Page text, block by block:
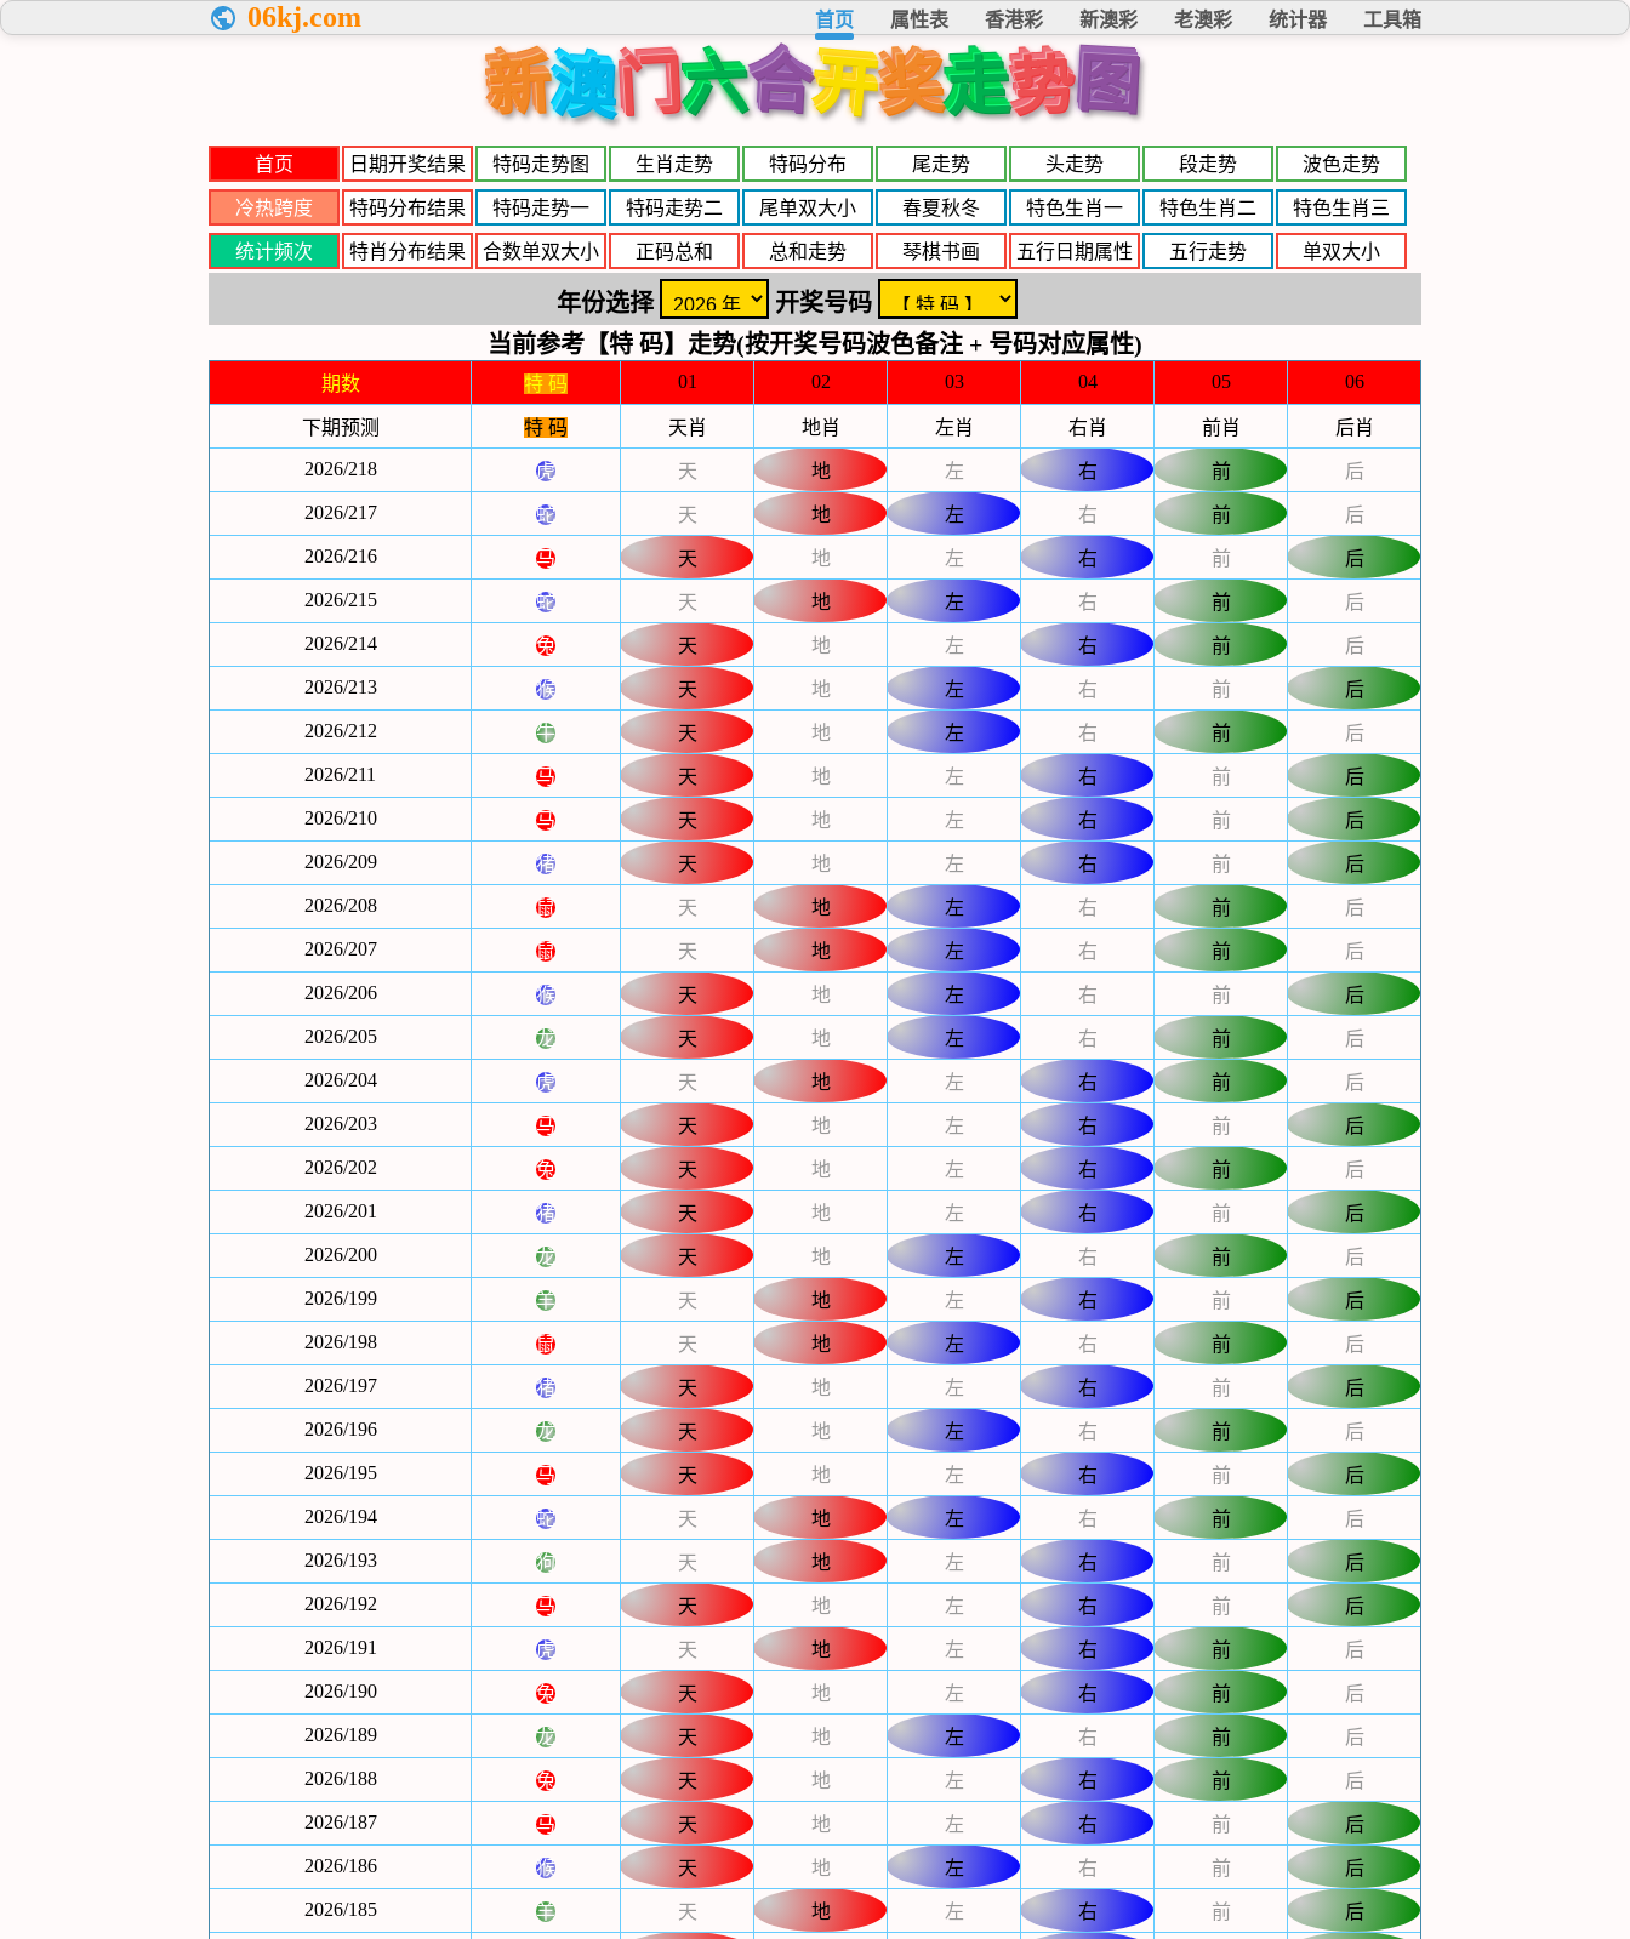
06kj.com 首页 属性表 香港彩 新澳彩 老澳彩 统计器 工具箱
新澳门六合开奖走势图
首页 日期开奖结果 特码走势图 生肖走势 特码分布 尾走势 头走势 段走势 波色走势
冷热跨度 特码分布结果 特码走势一 特码走势二 尾单双大小 春夏秋冬 特色生肖一 特色生肖二 特色生肖三
统计频次 特肖分布结果 合数单双大小 正码总和 总和走势 琴棋书画 五行日期属性 五行走势 单双大小
年份选择
开奖号码
当前参考【特 码】走势(按开奖号码波色备注 + 号码对应属性)
期数 特 码 01 02 03 04 05 06
下期预测 特 码 天肖 地肖 左肖 右肖 前肖
后肖
2026/218
虎 天 地 左 右 前
后
2026/217
蛇 天 地 左 右 前
后
2026/216
马 天 地 左 右 前
后
2026/215
蛇 天 地 左 右 前
后
2026/214
兔 天 地 左 右 前
后
2026/213
猴 天 地 左 右 前
后
2026/212
牛 天 地 左 右 前
后
2026/211
马 天 地 左 右 前
后
2026/210
马 天 地 左 右 前
后
2026/209
猪 天 地 左 右 前
后
2026/208
鼠 天 地 左 右 前
后
2026/207
鼠 天 地 左 右 前
后
2026/206
猴 天 地 左 右 前
后
2026/205
龙 天 地 左 右 前
后
2026/204
虎 天 地 左 右 前
后
2026/203
马 天 地 左 右 前
后
2026/202
兔 天 地 左 右 前
后
2026/201
猪 天 地 左 右 前
后
2026/200
龙 天 地 左 右 前
后
2026/199
羊 天 地 左 右 前
后
2026/198
鼠 天 地 左 右 前
后
2026/197
猪 天 地 左 右 前
后
2026/196
龙 天 地 左 右 前
后
2026/195
马 天 地 左 右 前
后
2026/194
蛇 天 地 左 右 前
后
2026/193
狗 天 地 左 右 前
后
2026/192
马 天 地 左 右 前
后
2026/191
虎 天 地 左 右 前
后
2026/190
兔 天 地 左 右 前
后
2026/189
龙 天 地 左 右 前
后
2026/188
兔 天 地 左 右 前
后
2026/187
马 天 地 左 右 前
后
2026/186
猴 天 地 左 右 前
后
2026/185
羊 天 地 左 右 前
后